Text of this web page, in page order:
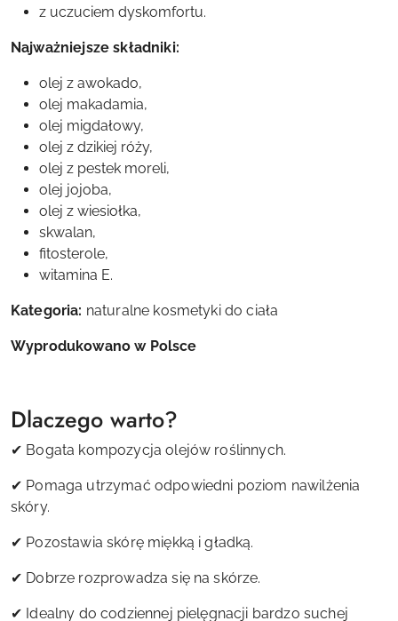
z uczuciem dyskomfortu.
Najważniejsze składniki:
olej z awokado,
olej makadamia,
olej migdałowy,
olej z dzikiej róży,
olej z pestek moreli,
olej jojoba,
olej z wiesiołka,
skwalan,
fitosterole,
witamina E.
Kategoria: naturalne kosmetyki do ciała
Wyprodukowano w Polsce
Dlaczego warto?
✔ Bogata kompozycja olejów roślinnych.
✔ Pomaga utrzymać odpowiedni poziom nawilżenia
skóry.
✔ Pozostawia skórę miękką i gładką.
✔ Dobrze rozprowadza się na skórze.
✔ Idealny do codziennej pielęgnacji bardzo suchej